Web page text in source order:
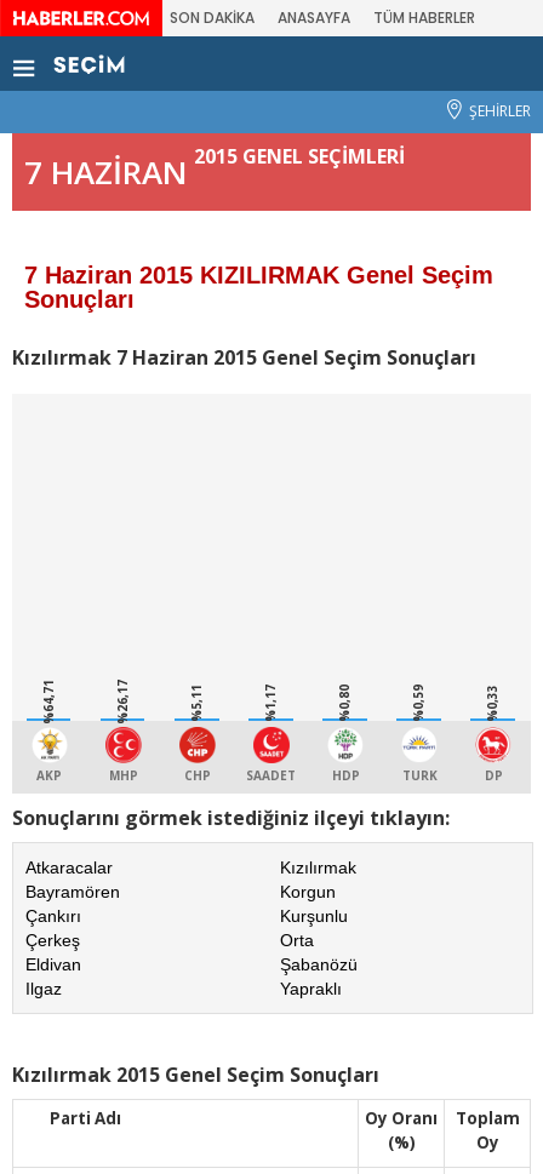
SON DAKİKA ANASAYFA TÜM HABERLER
ŞEHİRLER
7 HAZİRAN 2015 GENEL SEÇİMLERİ
7 Haziran 2015 KIZILIRMAK Genel Seçim
Sonuçları
Kızılırmak 7 Haziran 2015 Genel Seçim Sonuçları
%64,71
AKP
%26,17
MHP
%5,11
CHP
%1,17
SAADET
%0,80
HDP
%0,59
TURK
%0,33
DP
Sonuçlarını görmek istediğiniz ilçeyi tıklayın:
Atkaracalar
Bayramören
Çankırı
Çerkeş
Eldivan
Ilgaz
Kızılırmak
Korgun
Kurşunlu
Orta
Şabanözü
Yapraklı
Kızılırmak 2015 Genel Seçim Sonuçları
Parti Adı
Oy Oranı
(%)
Toplam
Oy